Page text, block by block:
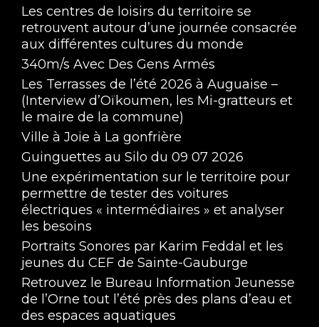
Les centres de loisirs du territoire se
retrouvent autour d’une journée consacrée
aux différentes cultures du monde
340m/s Avec Des Gens Armés
Les Terrasses de l’été 2026 à Auguaise –
(Interview d’Oïkoumen, les Mi-gratteurs et
le maire de la commune)
Ville à Joie à La gonfrière
Guinguettes au Silo du 09 07 2026
Une expérimentation sur le territoire pour
permettre de tester des voitures
électriques « intermédiaires » et analyser
les besoins
Portraits Sonores par Karim Feddal et les
jeunes du CEF de Sainte-Gauburge
Retrouvez le Bureau Information Jeunesse
de l’Orne tout l’été près des plans d’eau et
des espaces aquatiques